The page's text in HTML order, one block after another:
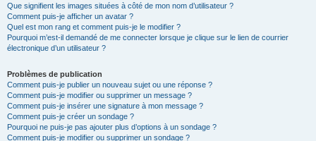
Que signifient les images situées à côté de mon nom d’utilisateur ?
Comment puis-je afficher un avatar ?
Quel est mon rang et comment puis-je le modifier ?
Pourquoi m’est-il demandé de me connecter lorsque je clique sur le lien de courrier
électronique d’un utilisateur ?
Problèmes de publication
Comment puis-je publier un nouveau sujet ou une réponse ?
Comment puis-je modifier ou supprimer un message ?
Comment puis-je insérer une signature à mon message ?
Comment puis-je créer un sondage ?
Pourquoi ne puis-je pas ajouter plus d’options à un sondage ?
Comment puis-je modifier ou supprimer un sondage ?